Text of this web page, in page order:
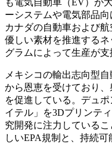
ーシステムや電気部品向
カナダの自動車および
優しい素材を推進する
グラムによって生産が支
メキシコの輸出志向型
から恩恵を受けており
を促進している。デュ
イテル」を3Dプリンテ
究開発に注力している
しいEPA規制と、持続